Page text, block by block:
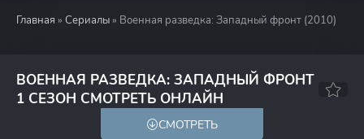
Главная » Сериалы » Военная разведка: Западный фронт (2010)
ВОЕННАЯ РАЗВЕДКА: ЗАПАДНЫЙ ФРОНТ
1 СЕЗОН СМОТРЕТЬ ОНЛАЙН
7.7 5.8
СМОТРЕТЬ